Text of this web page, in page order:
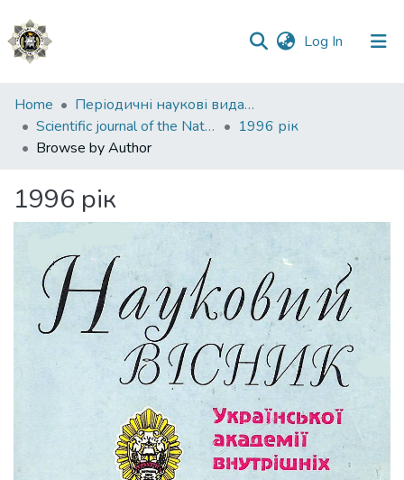
Log In (current)
Communities
&
Collections
Home
Періодичні наукові видання НАВС
Scientific journal of the National Academy of Internal Affairs
1996 рік
Browse by Author
1996 рік